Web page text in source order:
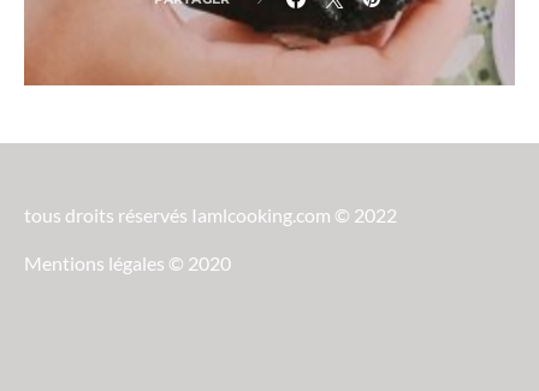
tous droits réservés Iamlcooking.com © 2022
Mentions légales © 2020